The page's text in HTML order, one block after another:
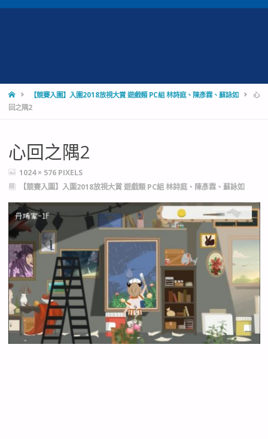
HOME【競賽入圍】入圍2018放視大賞 遊戲類 PC組 林詩庭、陳彥霖、蘇詠如
心
回之隅2
心回之隅2
FULL
SIZE
1024 × 576 PIXELS
【競賽入圍】入圍2018放視大賞 遊戲類 PC組 林詩庭、陳彥霖、蘇詠如